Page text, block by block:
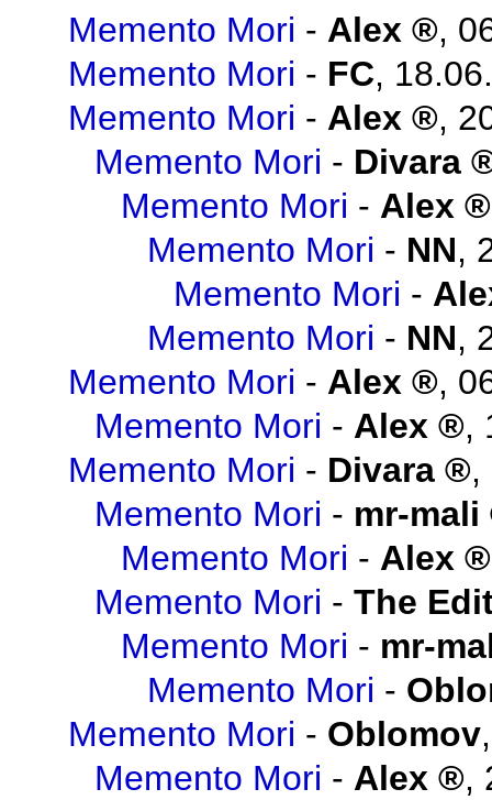
Memento Mori - Alex ,
Memento Mori - FC,
Memento Mori - Alex ,
Memento Mori - Divara
Memento Mori - Alex
Memento Mori - NN,
Memento Mori -
Memento Mori - NN,
Memento Mori - Alex ,
Memento Mori - Alex ,
Memento Mori - Divara ,
Memento Mori - mr-mali
Memento Mori - Alex
Memento Mori - The
Memento Mori - mr-
Memento Mori -
Memento Mori - Oblomov
Memento Mori - Alex ,